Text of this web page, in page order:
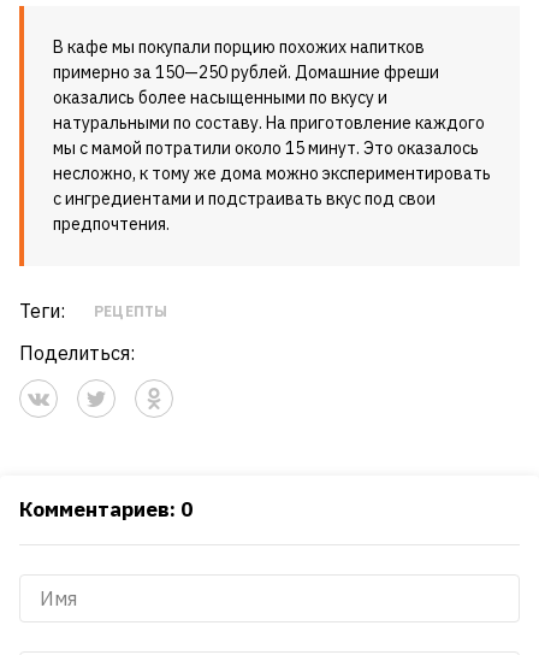
В кафе мы покупали порцию похожих напитков
примерно за 150—250 рублей. Домашние фреши
оказались более насыщенными по вкусу и
натуральными по составу. На приготовление каждого
мы с мамой потратили около 15 минут. Это оказалось
несложно, к тому же дома можно экспериментировать
с ингредиентами и подстраивать вкус под свои
предпочтения.
Теги: РЕЦЕПТЫ
Поделиться:
Комментариев: 0